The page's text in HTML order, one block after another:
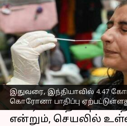
இதுவரை, இந்தியாவில் 4.47
கொரோனா பாதிப்பு
1,249
பாதிப்புகள்
எழுதியவர் Sindhuja SM Mar 24, 2023
செய்தி முன்னோட்டம்
இந்தியாவில் 1,249
வைரஸ் பாதிப்புகள்
என்றும், செயலில்